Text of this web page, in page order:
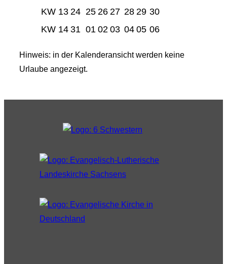
KW 1324 252627 2829 30
KW 1431 010203 0405 06
Hinweis: in der Kalenderansicht werden keine
Urlaube angezeigt.